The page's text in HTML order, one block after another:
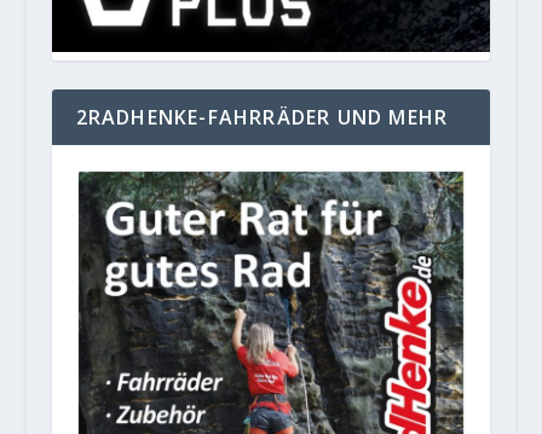
2RADHENKE-FAHRRÄDER UND MEHR